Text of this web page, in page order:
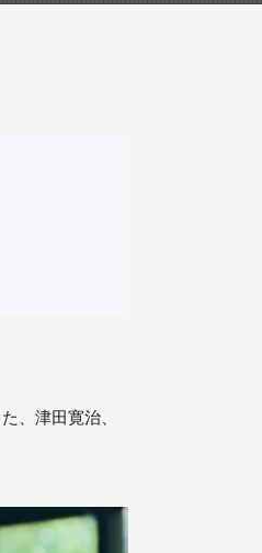
、津田寛治、